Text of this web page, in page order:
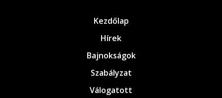
Kezdőlap
Hírek
Bajnokságok
Szabályzat
Válogatott